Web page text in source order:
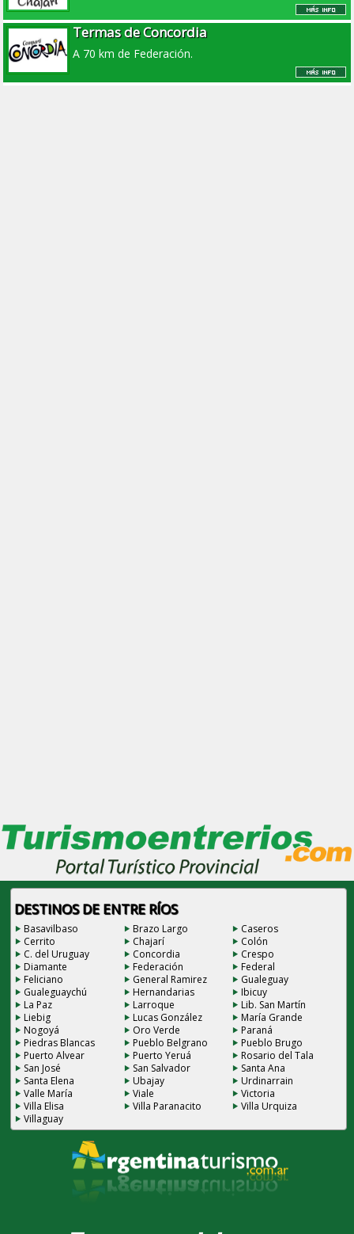
Termas de Concordia
A 70 km de Federación.
DESTINOS DE ENTRE RÍOS
Basavilbaso Brazo Largo
Caseros
Cerrito
Chajarí
Colón
C. del Uruguay
Concordia
Crespo
Diamante
Federación
Federal
Feliciano
General Ramirez
Gualeguay
Gualeguaychú
Hernandarias
Ibicuy
La Paz
Larroque
Lib. San Martín
Liebig
Lucas González
María Grande
Nogoyá
Oro Verde
Paraná
Piedras Blancas
Pueblo Belgrano
Pueblo Brugo
Puerto Alvear
Puerto Yeruá
Rosario del Tala
San José
San Salvador
Santa Ana
Santa Elena
Ubajay
Urdinarrain
Valle María
Viale
Victoria
Villa Elisa
Villa Paranacito
Villa Urquiza
Villaguay